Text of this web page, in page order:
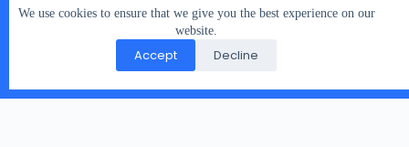
We use cookies to ensure that we give you the best experience on our
website.
Accept Decline
तिरंगे झंडे इकट्टा किये है. मतलब यह की यदि आपको१५ अगस्त और २६
जनवरी या किसी भी राष्ट्रिय त्यौहारमें इस्तेमाल होने वाले तिरंगे झंडे रास्ते
पर गिरे मिले, या आप के पास हो पर उसे संभालकर नहीं रख नहीं सकते तो
आप हमारे दिए पते पर भेज सकते है.